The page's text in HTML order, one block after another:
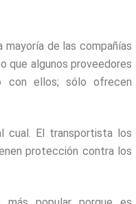
mejor. Si los dos
que,
es lo que pasa con el
protección contra el
El tipo de trailer es el
de las compañías
que algunos proveedores
con ellos; sólo ofrecen
cual. El transportista los
protección contra los